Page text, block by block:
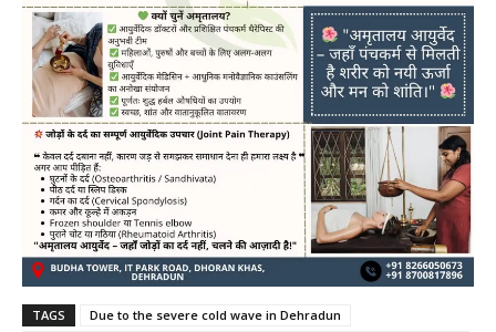
TAGS
Due to the severe cold wave in Dehradun